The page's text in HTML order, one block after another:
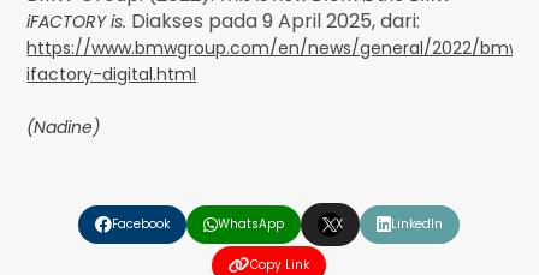
iFACTORY is. Diakses pada 9 April 2025, dari:
https://www.bmwgroup.com/en/news/general/2022/bmw-
ifactory-digital.html
(Nadine)
Facebook WhatsApp X LinkedIn
Copy Link